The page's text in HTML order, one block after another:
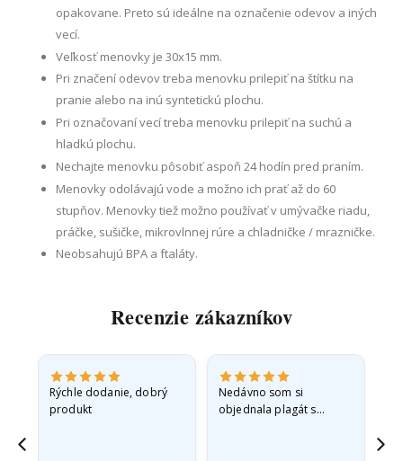
opakovane. Preto sú ideálne na označenie odevov a iných
vecí.
Veľkosť menovky je 30x15 mm.
Pri značení odevov treba menovku prilepiť na štítku na
pranie alebo na inú syntetickú plochu.
Pri označovaní vecí treba menovku prilepiť na suchú a
hladkú plochu.
Nechajte menovku pôsobiť aspoň 24 hodín pred praním.
Menovky odolávajú vode a možno ich prať až do 60
stupňov. Menovky tiež možno používať v umývačke riadu,
práčke, sušičke, mikrovlnnej rúre a chladničke / mrazničke.
Neobsahujú BPA a ftaláty.
Recenzie zákazníkov
Rýchle dodanie, dobrý
produkt
Nedávno som si
objednala plagát s